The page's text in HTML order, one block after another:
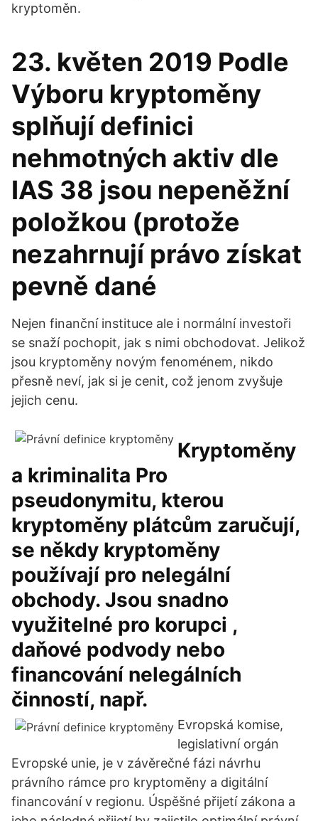
kryptoměn.
23. květen 2019 Podle
Výboru kryptoměny
splňují definici
nehmotných aktiv dle
IAS 38 jsou nepeněžní
položkou (protože
nezahrnují právo získat
pevně dané
Nejen finanční instituce ale i normální investoři
se snaží pochopit, jak s nimi obchodovat. Jelikož
jsou kryptoměny novým fenoménem, nikdo
přesně neví, jak si je cenit, což jenom zvyšuje
jejich cenu.
Kryptoměny
a kriminalita Pro
pseudonymitu, kterou
kryptoměny plátcům zaručují,
se někdy kryptoměny
používají pro nelegální
obchody. Jsou snadno
využitelné pro korupci ,
daňové podvody nebo
financování nelegálních
činností, např.
Evropská komise,
legislativní orgán
Evropské unie, je v závěrečné fázi návrhu
právního rámce pro kryptoměny a digitální
financování v regionu. Úspěšné přijetí zákona a